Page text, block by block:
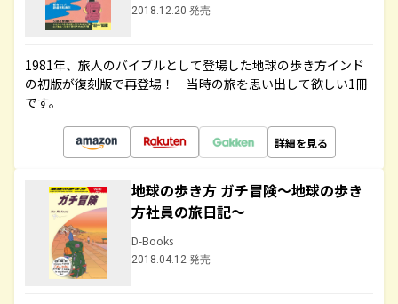
2018.12.20 発売
1981年、旅人のバイブルとして登場した地球の歩き方インド
の初版が復刻版で再登場！ 当時の旅を思い出して欲しい1冊
です。
詳細を見る
地球の歩き方 ガチ冒険～地球の歩き
方社員の旅日記～
D-Books
2018.04.12 発売